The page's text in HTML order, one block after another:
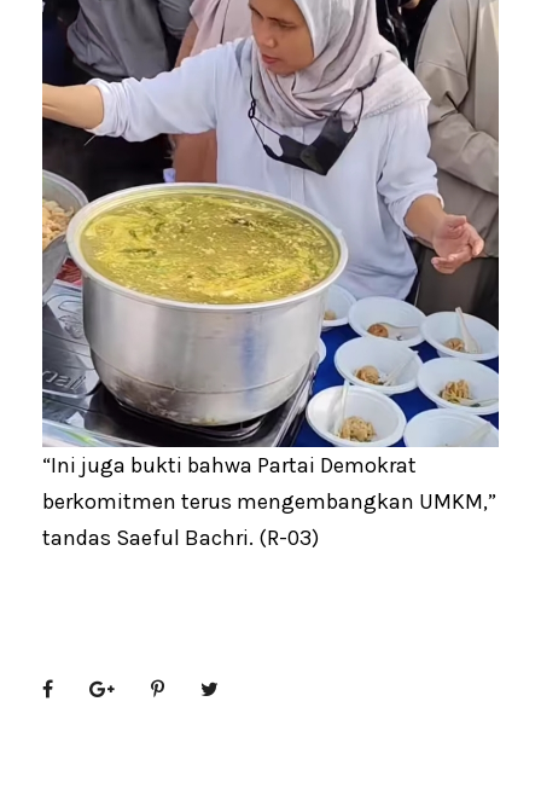
“Ini juga bukti bahwa Partai Demokrat
berkomitmen terus mengembangkan UMKM,”
tandas Saeful Bachri. (R-03)